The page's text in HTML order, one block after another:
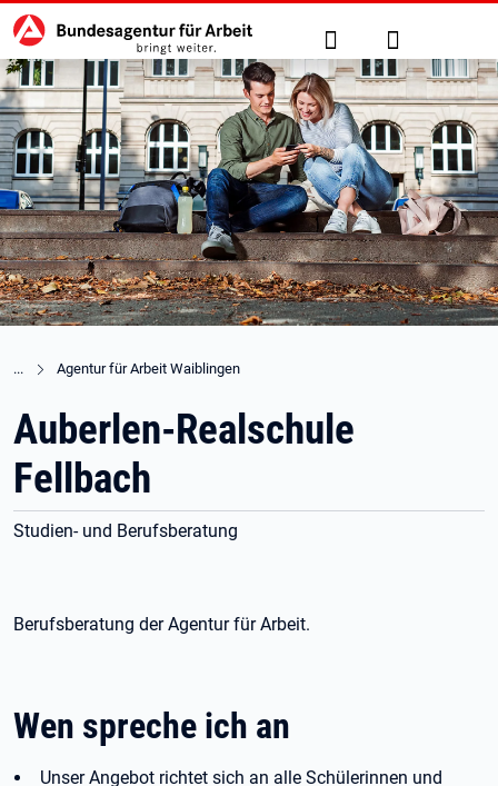
zu den Hauptinhalten springen
Hauptnavigation Suche Anmelden
Agentur für Arbeit Waiblingen
Auberlen-Realschule
Fellbach
Studien- und Berufsberatung
Berufsberatung der Agentur für Arbeit.
Wen spreche ich an
Unser Angebot richtet sich an alle Schülerinnen und